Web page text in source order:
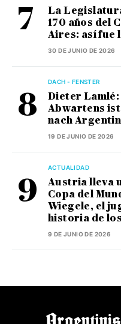
La
170 años del
Aires: así fue
30 DE JUNIO DE 2026
DACH - FENSTER
Dieter Lamlé:
Abwartens
nach
19 DE JUNIO DE 2026
ACTUALIDAD
Austria lleva
Copa del
Wiegele, el
historia de
9 DE JUNIO DE 2026